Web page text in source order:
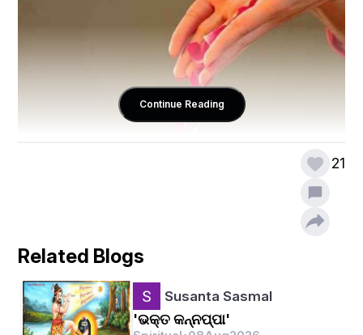
Continue Reading
21
Related Blogs
Susanta Sasmal
'ଭକ୍ତ କନ୍ନପ୍ପା'